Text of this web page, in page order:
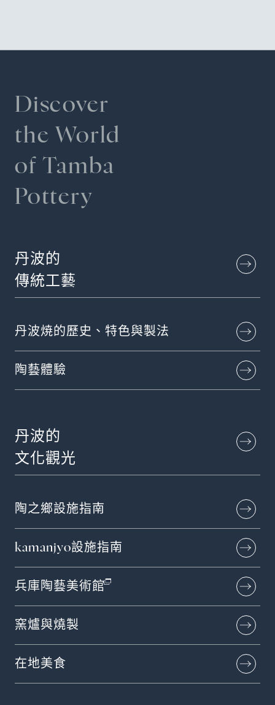
Discover
the World
of Tamba
Pottery
丹波的
傳統工藝
丹波焼的歷史、特色與製法
陶藝體驗
丹波的
文化觀光
陶之鄉設施指南
kamanjyo設施指南
兵庫陶藝美術館
窯爐與燒製
在地美食